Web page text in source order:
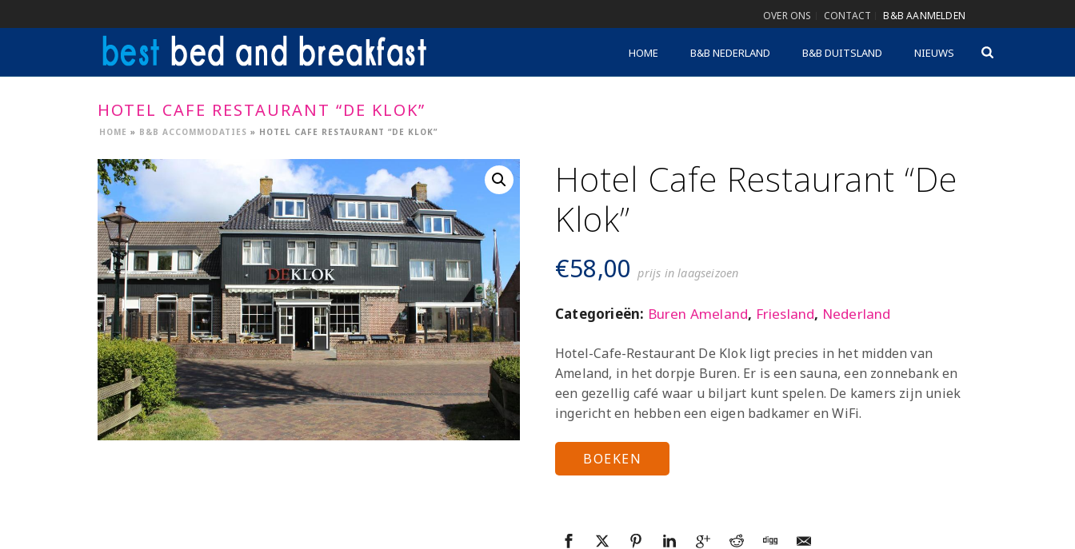
OVER ONS CONTACT B&B AANMELDEN
HOME B&B NEDERLAND B&B DUITSLAND NIEUWS
HOTEL CAFE RESTAURANT “DE KLOK”
HOME » B&B ACCOMMODATIES » HOTEL CAFE RESTAURANT “DE KLOK”
Hotel Cafe Restaurant “De
Klok”
€58,00 prijs in laagseizoen
Categorieën: Buren Ameland, Friesland, Nederland
Hotel-Cafe-Restaurant De Klok ligt precies in het midden van
Ameland, in het dorpje Buren. Er is een sauna, een zonnebank en
een gezellig café waar u biljart kunt spelen. De kamers zijn uniek
ingericht en hebben een eigen badkamer en WiFi.
BOEKEN